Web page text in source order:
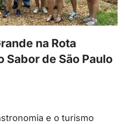
na Rota
Sabor de São Paulo
e o turismo